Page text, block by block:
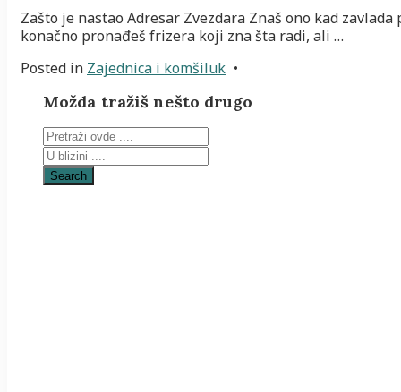
Zašto je nastao Adresar Zvezdara Znaš ono kad
konačno pronađeš frizera koji zna šta radi, ali …
Posted in Zajednica i komšiluk •
Možda tražiš nešto drugo
Search